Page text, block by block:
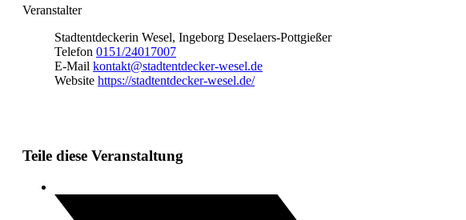
Veranstalter
Stadtentdeckerin Wesel, Ingeborg Deselaers-Pottgießer
Telefon 0151/24017007
E-Mail kontakt@stadtentdecker-wesel.de
Website https://stadtentdecker-wesel.de/
Teile diese Veranstaltung